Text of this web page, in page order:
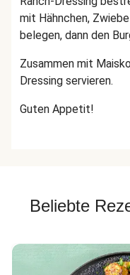
mit Hähnchen,
belegen, dann den
Zusammen mit
Dressing servieren.
Guten Appetit!
Beliebte